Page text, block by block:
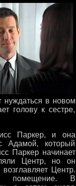
нуждаться в новом
голову к сестре,
Паркер, и она
Адамой, который
Паркер начинает
Центр, но он
Центр.
помещение. В